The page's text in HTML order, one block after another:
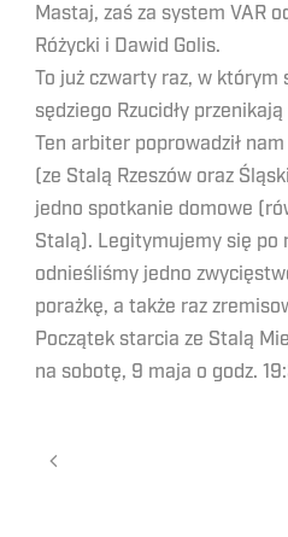
Mastaj, zaś za system VAR
Różycki i Dawid Golis.
To już czwarty raz, w którym
sędziego Rzucidły
Ten arbiter poprowadził
(ze Stalą Rzeszów oraz
jedno spotkanie domowe
Stalą). Legitymujemy się po
odnieśliśmy jedno
porażkę, a także raz
Początek starcia ze Stalą
na sobotę, 9 maja o godz.